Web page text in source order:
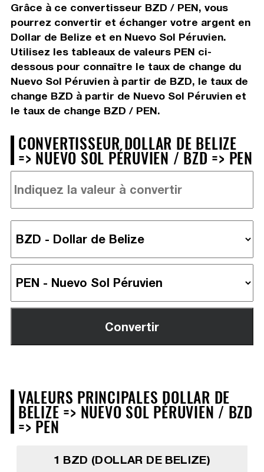
Grâce à ce convertisseur BZD / PEN, vous
pourrez convertir et échanger votre argent en
Dollar de Belize et en Nuevo Sol Péruvien.
Utilisez les tableaux de valeurs PEN ci-
dessous pour connaître le taux de change du
Nuevo Sol Péruvien à partir de BZD, le taux de
change BZD à partir de Nuevo Sol Péruvien et
le taux de change BZD / PEN.
CONVERTISSEUR DOLLAR DE BELIZE
=> NUEVO SOL PÉRUVIEN / BZD => PEN
VALEURS PRINCIPALES DOLLAR DE
BELIZE => NUEVO SOL PÉRUVIEN / BZD
=> PEN
1 BZD (DOLLAR DE BELIZE)